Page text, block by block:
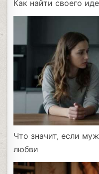
Как найти своего
Что значит, если
любви